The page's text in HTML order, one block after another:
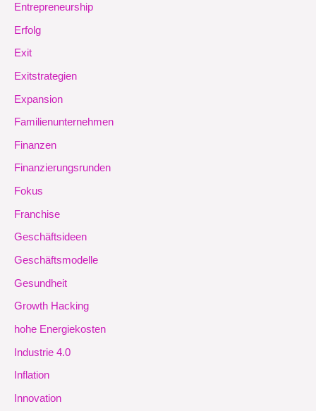
Entrepreneurship
Erfolg
Exit
Exitstrategien
Expansion
Familienunternehmen
Finanzen
Finanzierungsrunden
Fokus
Franchise
Geschäftsideen
Geschäftsmodelle
Gesundheit
Growth Hacking
hohe Energiekosten
Industrie 4.0
Inflation
Innovation